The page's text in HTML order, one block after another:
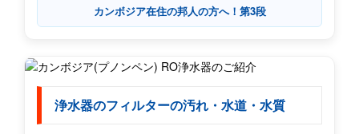
カンボジア在住の邦人の方へ！第3段
浄水器のフィルターの汚れ・水道・水質